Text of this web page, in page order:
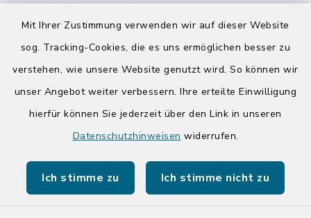
Mit Ihrer Zustimmung verwenden wir auf dieser Website
sog. Tracking-Cookies, die es uns ermöglichen besser zu
verstehen, wie unsere Website genutzt wird. So können wir
unser Angebot weiter verbessern. Ihre erteilte Einwilligung
hierfür können Sie jederzeit über den Link in unseren
Datenschutzhinweisen widerrufen.
Ich stimme zu Ich stimme nicht zu
Donnerstag zusätzlich:
14:00-17:00 Uhr
Quicklinks
Tourist-Info der Stadt Bad Segeberg